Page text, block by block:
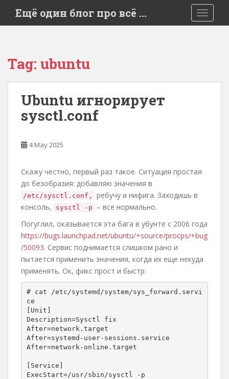
i
Ещё один блог про всё …
Tag: ubuntu
Ubuntu игнорирует
sysctl.conf
4 May 2025
Скажу честно, первый раз такое. Ситуация простая
до безобразия: добавляю значения в
/etc/sysctl.conf,
ребучу и нифига. Заходишь в
консоль,
sysctl -p
– все нормально.
Погуглил, оказывается эта бага в убунте с 2006 года
https://bugs.launchpad.net/ubuntu/+source/procps/+bug
/50093. Сервис поднимается слишком рано и
пытается применить значения, когда их еще некуда
применять. Ок, фикс прост и быстр:
# cat /etc/systemd/system/sys_forward.servi
ce
[Unit]
Description=Sysctl fix
After=network.target
After=systemd-user-sessions.service
After=network-online.target
[Service]
ExecStart=/usr/sbin/sysctl -p